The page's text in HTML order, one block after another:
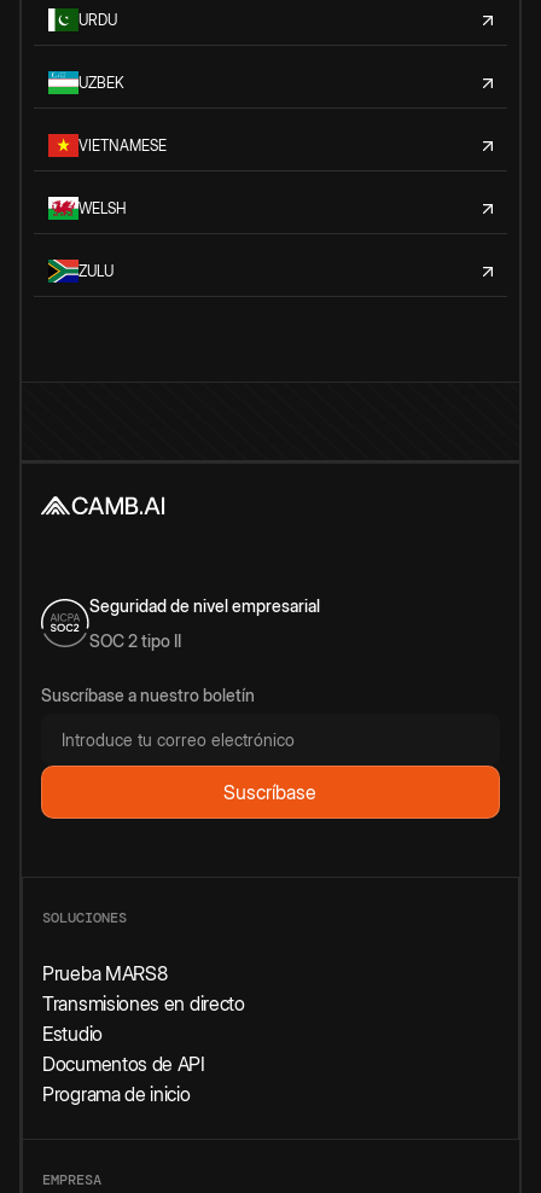
URDU
UZBEK
VIETNAMESE
WELSH
ZULU
Seguridad de nivel empresarial
SOC 2 tipo II
Suscríbase a nuestro boletín
SOLUCIONES
Prueba MARS8
Transmisiones en directo
Estudio
Documentos de API
Programa de inicio
EMPRESA